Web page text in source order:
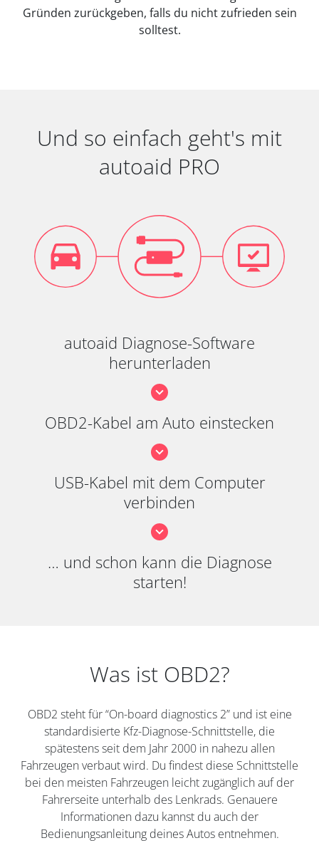
Gründen zurückgeben, falls du nicht zufrieden sein
solltest.
Und so einfach geht's mit
autoaid PRO
autoaid Diagnose-Software
herunterladen
OBD2-Kabel am Auto einstecken
USB-Kabel mit dem Computer
verbinden
… und schon kann die Diagnose
starten!
Was ist OBD2?
OBD2 steht für “On-board diagnostics 2” und ist eine
standardisierte Kfz-Diagnose-Schnittstelle, die
spätestens seit dem Jahr 2000 in nahezu allen
Fahrzeugen verbaut wird. Du findest diese Schnittstelle
bei den meisten Fahrzeugen leicht zugänglich auf der
Fahrerseite unterhalb des Lenkrads. Genauere
Informationen dazu kannst du auch der
Bedienungsanleitung deines Autos entnehmen.